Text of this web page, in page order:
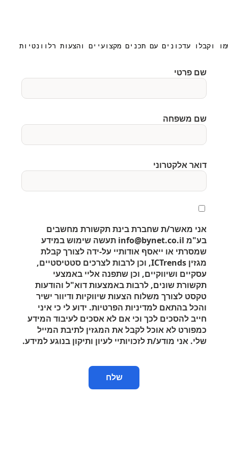
וקבלו עדכונים עם תכנים מקצועיים והצעות רלוונטיות
שם פרטי
שם משפחה
דואר אלקטרוני
אני מאשר/ת שחברת בינת תקשורת מחשבים
בע"מ info@bynet.co.il תעשה שימוש במידע
שמסרתי או ייאסף אודותיי על-ידה לצורך קבלת
מגזין ICTrends, וכן לרבות לצרכים סטטיסטיים,
עסקיים ושיווקיים, וכן שתפנה אליי באמצעי
תקשורת שונים, לרבות באמצעות דוא"ל והודעות
טקסט לצורך משלוח הצעות שיווקיות ודיוור ישיר
והכל בהתאם למדיניות הפרטיות. ידוע לי כי איני
חייב להסכים לכך וכי אם לא אסכים לעיבוד המידע
כמפורט לא אוכל לקבל את המגזין לתיבת המייל
שלי. אני מודע/ת לזכויותיי לעיון ותיקון בנוגע למידע.
שלח